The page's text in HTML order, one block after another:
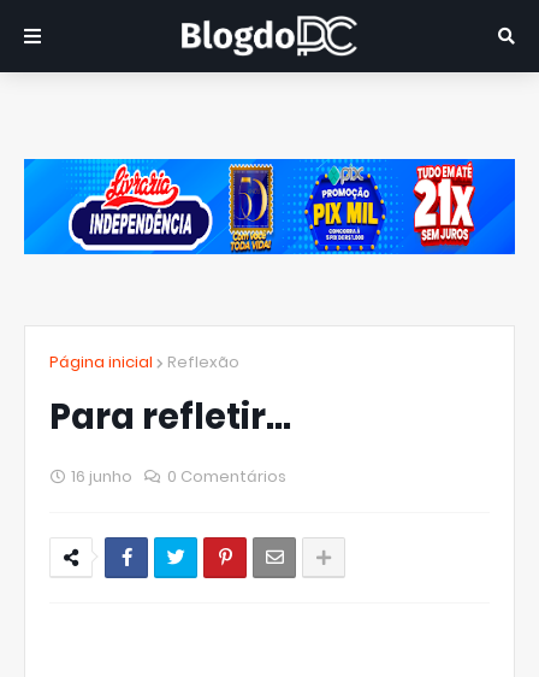
Página inicial Reflexão
Para refletir...
16 junho 0 Comentários